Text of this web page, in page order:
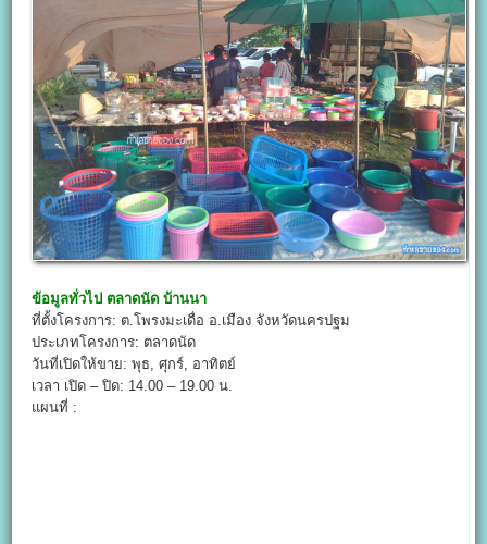
ข้อมูลทั่วไป ตลาดนัด บ้านนา
ที่ตั้งโครงการ: ต.โพรงมะเดื่อ อ.เมือง จังหวัดนครปฐม
ประเภทโครงการ: ตลาดนัด
วันที่เปิดให้ขาย: พุธ, ศุกร์, อาทิตย์
เวลา เปิด – ปิด: 14.00 – 19.00 น.
แผนที่ :